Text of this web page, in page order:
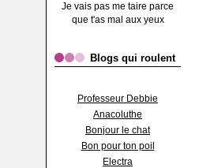
Je vais pas me taire parce
que t'as mal aux yeux
Blogs qui roulent
Professeur Debbie
Anacoluthe
Bonjour le chat
Bon pour ton poil
Electra